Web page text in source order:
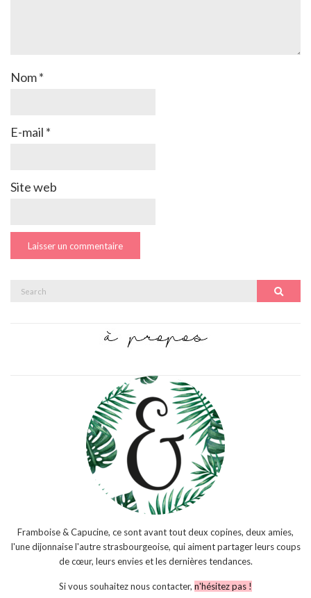
Nom*
E-mail *
Site web
Framboise & Capucine, ce sont avant tout deux copines, deux amies,
l'une dijonnaise l'autre strasbourgeoise, qui aiment partager leurs coups
de cœur, leurs envies et les dernières tendances.
Si vous souhaitez nous contacter, n'hésitez pas !